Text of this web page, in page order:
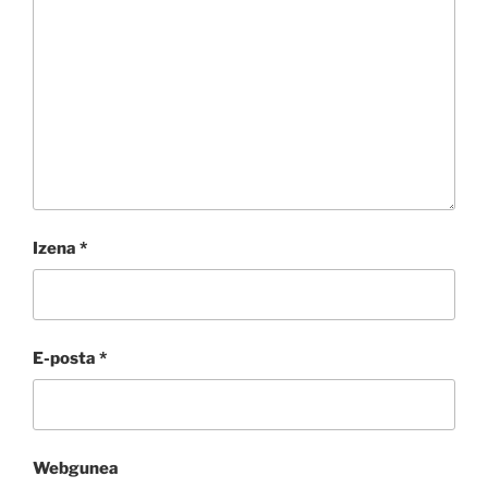
Izena *
E-posta *
Webgunea